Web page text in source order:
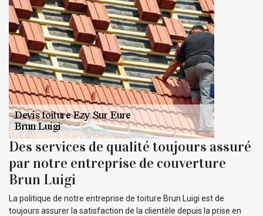
Des services de qualité toujours assuré
par notre entreprise de couverture
Brun Luigi
La politique de notre entreprise de toiture Brun Luigi est de
toujours assurer la satisfaction de la clientèle depuis la prise en